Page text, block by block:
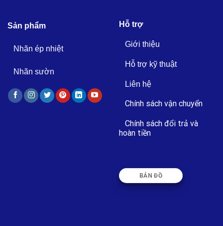
Sản phẩm
Nhãn ép nhiệt
Nhãn sườn
Hỗ trợ
Giới thiệu
Hỗ trợ kỹ thuật
Liên hệ
Chính sách vận chuyển
Chính sách đổi trả và
hoàn tiền
BẢN ĐỒ